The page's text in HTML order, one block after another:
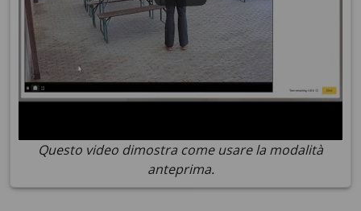
Questo video dimostra come usare la modalità
anteprima.